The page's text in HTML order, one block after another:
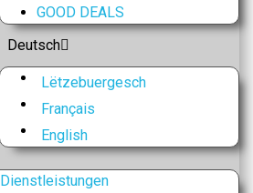
GOOD DEALS
Deutsch
Lëtzebuergesch
Français
English
Dienstleistungen